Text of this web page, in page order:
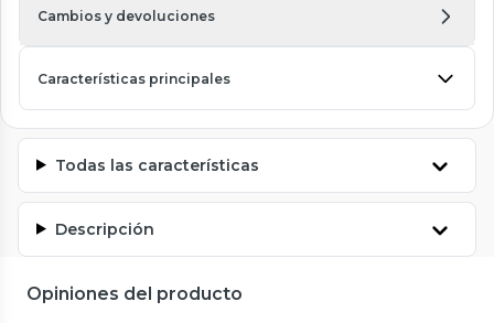
Cambios y devoluciones
Características principales
Todas las características
Descripción
Opiniones del producto